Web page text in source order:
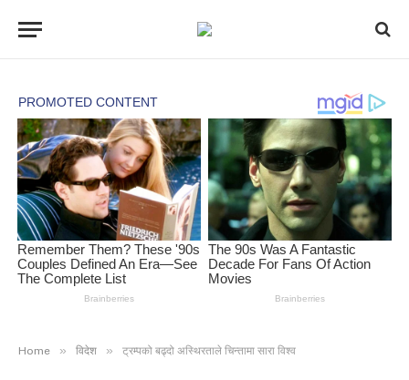
Home » विदेश » ट्रम्पको बढ्दो अस्थिरताले चिन्तामा सारा विश्व